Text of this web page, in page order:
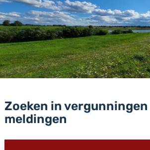
Zoeken in vergunningen
meldingen